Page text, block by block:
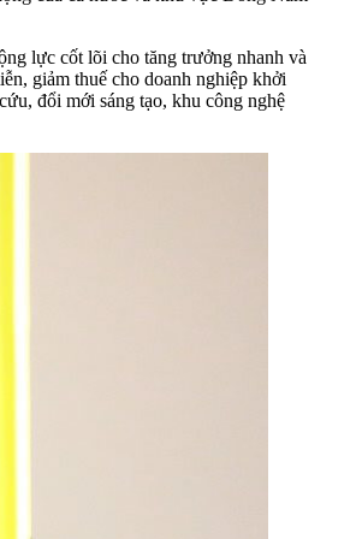
lực cốt lõi cho tăng trưởng nhanh và
giảm thuế cho doanh nghiệp khởi
đổi mới sáng tạo, khu công nghệ